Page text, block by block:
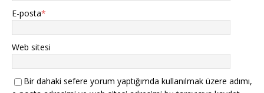
E-posta*
Web sitesi
Bir dahaki sefere yorum yaptığımda kullanılmak üzere adımı,